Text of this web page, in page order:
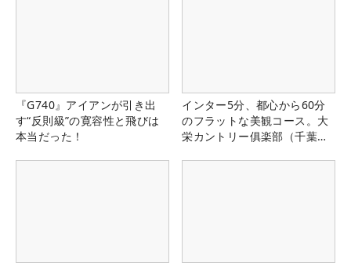
『G740』アイアンが引き出
す“反則級”の寛容性と飛びは
本当だった！
インター5分、都心から60分
のフラットな美観コース。大
栄カントリー俱楽部（千葉